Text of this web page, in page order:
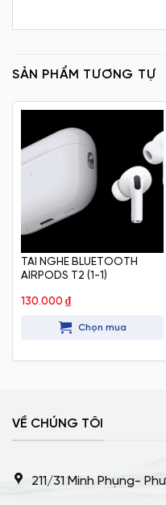
SẢN PHẨM TƯƠNG TỰ
TAI NGHE BLUETOOTH
AIRPODS T2 (1-1)
130.000 ₫
Chọn mua
VỀ CHÚNG TÔI
211/31 Minh Phụng-